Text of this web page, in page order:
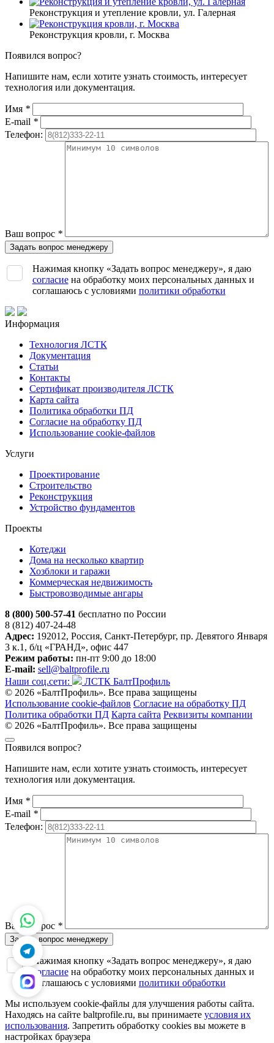
Реконструкция и утепление кровли, ул. Галерная
Реконструкция кровли, г. Москва
Появился вопрос?
Напишите нам, если хотите узнать стоимость, интересует
технология или документация.
Имя *
E-mail *
Телефон:
Ваш вопрос *
Нажимая кнопку «Задать вопрос менеджеру», я даю
согласиена обработку моих персональных данных и
соглашаюсь с условиями политики обработки
Информация
Технология ЛСТК
Документация
Статьи
Контакты
Сертификат производителя ЛСТК
Карта сайта
Политика обработки ПД
Согласие на обработку ПД
Использование cookie-файлов
Услуги
Проектирование
Строительство
Реконструкция
Устройство фундаментов
Проекты
Котеджи
Дома на несколько квартир
Хозблоки и гаражи
Коммерческая недвижимость
Быстровозводимые ангары
8 (800) 500-57-41 бесплатно по России
8 (812) 407-24-48
Адрес: 192012, Россия, Санкт-Петербург, пр. Девятого Января
3 к.1, б/ц «ГРАНД», офис 447
Режим работы: пн-пт 9:00 до 18:00
E-mail: sell@baltprofile.ru
Наши соц.сети:
ЛСТК БалтПрофиль
© 2026 «БалтПрофиль». Все права защищены
Использование cookie-файлов Согласие на обработку ПД
Политика обработки ПД Карта сайта Реквизиты компании
© 2026 «БалтПрофиль». Все права защищены
Появился вопрос?
Напишите нам, если хотите узнать стоимость, интересует
технология или документация.
Имя *
E-mail *
Телефон:
Ваш вопрос *
Нажимая кнопку «Задать вопрос менеджеру», я даю
согласиена обработку моих персональных данных и
соглашаюсь с условиями политики обработки
Мы используем cookie-файлы для улучшения работы сайта.
Находясь на сайте baltprofile.ru, вы принимаете условия их
использования. Запретить обработку cookies вы можете в
настройках браузера